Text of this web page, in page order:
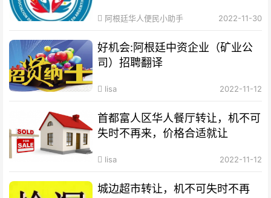
阿根廷华人便民小助手 2022-11-30
好机会:阿根廷中资企业（矿业公
司）招聘翻译
lisa 2022-11-12
首都富人区华人餐厅转让，机不可
失时不再来，价格合适就让
lisa 2022-11-12
城边超市转让，机不可失时不再